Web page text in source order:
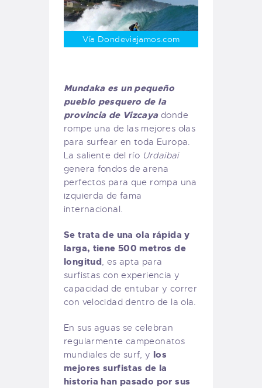
Vía Dondeviajamos.com
Mundaka es un pequeño
pueblo pesquero de la
provincia de Vizcayadonde
rompe una de las mejores olas
para surfear en toda Europa.
La saliente del río Urdaibai
genera fondos de arena
perfectos para que rompa una
izquierda de fama
internacional.
Se trata de una ola rápida y
larga, tiene 500 metros de
longitud, es apta para
surfistas con experiencia y
capacidad de entubar y correr
con velocidad dentro de la ola.
En sus aguas se celebran
regularmente campeonatos
mundiales de surf, y los
mejores surfistas de la
historia han pasado por sus